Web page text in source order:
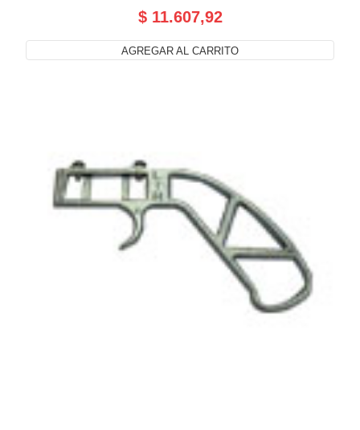
$ 11.607,92
AGREGAR AL CARRITO